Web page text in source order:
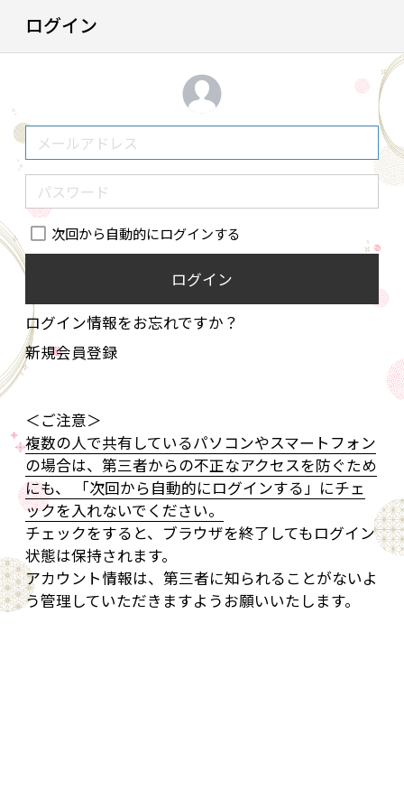
ログイン
次回から自動的にログインする
ログイン
ログイン情報をお忘れですか？
新規会員登録
＜ご注意＞
複数の人で共有しているパソコンやスマートフォン
の場合は、第三者からの不正なアクセスを防ぐため
にも、 「次回から自動的にログインする」にチェ
ックを入れないでください。
チェックをすると、ブラウザを終了してもログイン
状態は保持されます。
アカウント情報は、第三者に知られることがないよ
う管理していただきますようお願いいたします。